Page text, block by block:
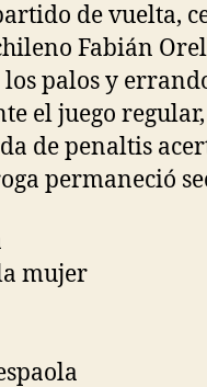
de vuelta,
Fabián
palos y
el juego regular,
de penaltis
permaneció